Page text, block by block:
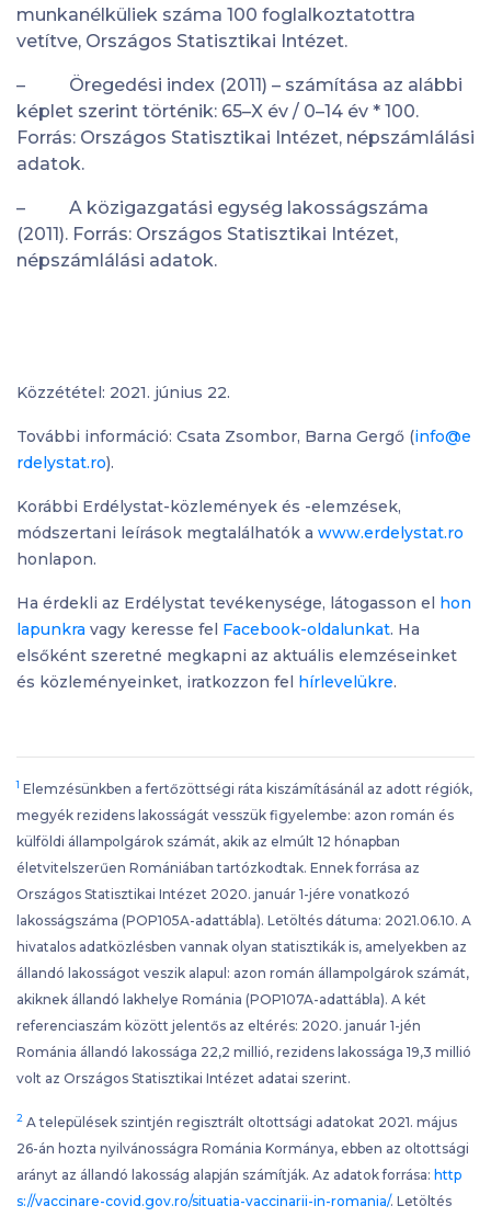
munkanélküliek száma 100 foglalkoztatottra
vetítve, Országos Statisztikai Intézet.
– Öregedési index (2011) – számítása az alábbi
képlet szerint történik: 65–X év / 0–14 év * 100.
Forrás: Országos Statisztikai Intézet, népszámlálási
adatok.
– A közigazgatási egység lakosságszáma
(2011). Forrás: Országos Statisztikai Intézet,
népszámlálási adatok.
Közzététel: 2021. június 22.
További információ: Csata Zsombor, Barna Gergő (info@e
rdelystat.ro).
Korábbi Erdélystat-közlemények és -elemzések,
módszertani leírások megtalálhatók a www.erdelystat.ro
honlapon.
Ha érdekli az Erdélystat tevékenysége, látogasson el hon
lapunkra vagy keresse fel Facebook-oldalunkat. Ha
elsőként szeretné megkapni az aktuális elemzéseinket
és közleményeinket, iratkozzon fel hírlevelükre.
1 Elemzésünkben a fertőzöttségi ráta kiszámításánál az adott régiók,
megyék rezidens lakosságát vesszük figyelembe: azon román és
külföldi állampolgárok számát, akik az elmúlt 12 hónapban
életvitelszerűen Romániában tartózkodtak. Ennek forrása az
Országos Statisztikai Intézet 2020. január 1-jére vonatkozó
lakosságszáma (POP105A-adattábla). Letöltés dátuma: 2021.06.10. A
hivatalos adatközlésben vannak olyan statisztikák is, amelyekben az
állandó lakosságot veszik alapul: azon román állampolgárok számát,
akiknek állandó lakhelye Románia (POP107A-adattábla). A két
referenciaszám között jelentős az eltérés: 2020. január 1-jén
Románia állandó lakossága 22,2 millió, rezidens lakossága 19,3 millió
volt az Országos Statisztikai Intézet adatai szerint.
2 A települések szintjén regisztrált oltottsági adatokat 2021. május
26-án hozta nyilvánosságra Románia Kormánya, ebben az oltottsági
arányt az állandó lakosság alapján számítják. Az adatok forrása: http
s://vaccinare-covid.gov.ro/situatia-vaccinarii-in-romania/. Letöltés